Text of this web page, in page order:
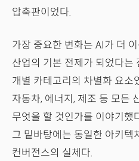
압축판이었다.
가장 중요한 변화는 AI가 더
산업의 기본 전제가 되었다는
개별 카테고리의 차별화 요소
자동차, 에너지, 제조 등 모든
무엇을 할 것인가를 이야기했
그 밑바탕에는 동일한 아키텍
컨버전스의 실체다.